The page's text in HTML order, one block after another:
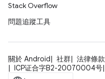
Stack Overflow
問題追蹤工具
關於 Android 社群 法律條款
ICP证合字B2-20070004号